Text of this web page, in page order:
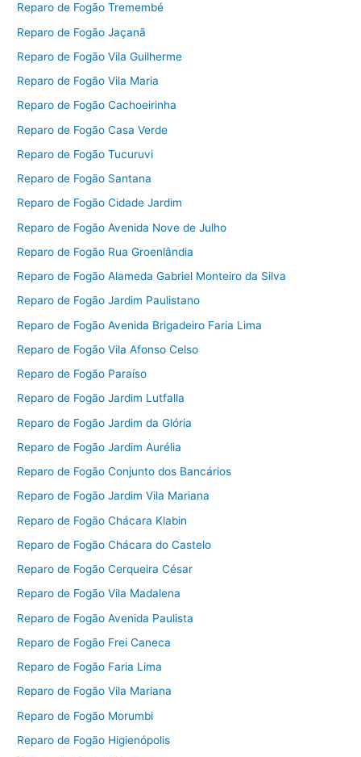
Reparo de Fogão Tremembé
Reparo de Fogão Jaçanã
Reparo de Fogão Vila Guilherme
Reparo de Fogão Vila Maria
Reparo de Fogão Cachoeirinha
Reparo de Fogão Casa Verde
Reparo de Fogão Tucuruvi
Reparo de Fogão Santana
Reparo de Fogão Cidade Jardim
Reparo de Fogão Avenida Nove de Julho
Reparo de Fogão Rua Groenlândia
Reparo de Fogão Alameda Gabriel Monteiro da Silva
Reparo de Fogão Jardim Paulistano
Reparo de Fogão Avenida Brigadeiro Faria Lima
Reparo de Fogão Vila Afonso Celso
Reparo de Fogão Paraíso
Reparo de Fogão Jardim Lutfalla
Reparo de Fogão Jardim da Glória
Reparo de Fogão Jardim Aurélia
Reparo de Fogão Conjunto dos Bancários
Reparo de Fogão Jardim Vila Mariana
Reparo de Fogão Chácara Klabin
Reparo de Fogão Chácara do Castelo
Reparo de Fogão Cerqueira César
Reparo de Fogão Vila Madalena
Reparo de Fogão Avenida Paulista
Reparo de Fogão Frei Caneca
Reparo de Fogão Faria Lima
Reparo de Fogão Vila Mariana
Reparo de Fogão Morumbi
Reparo de Fogão Higienópolis